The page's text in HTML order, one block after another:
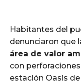
Habitantes del
denunciaron que
área de valor
con
estación Oasis